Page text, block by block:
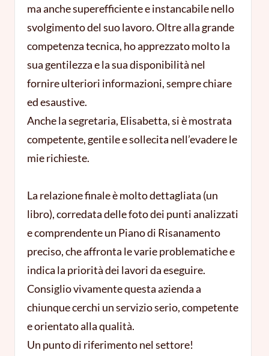
ma anche superefficiente e instancabile nello
svolgimento del suo lavoro. Oltre alla grande
competenza tecnica, ho apprezzato molto la
sua gentilezza e la sua disponibilità nel
fornire ulteriori informazioni, sempre chiare
ed esaustive.
Anche la segretaria, Elisabetta, si è mostrata
competente, gentile e sollecita nell’evadere le
mie richieste.
La relazione finale è molto dettagliata (un
libro), corredata delle foto dei punti analizzati
e comprendente un Piano di Risanamento
preciso, che affronta le varie problematiche e
indica la priorità dei lavori da eseguire.
Consiglio vivamente questa azienda a
chiunque cerchi un servizio serio, competente
e orientato alla qualità.
Un punto di riferimento nel settore!